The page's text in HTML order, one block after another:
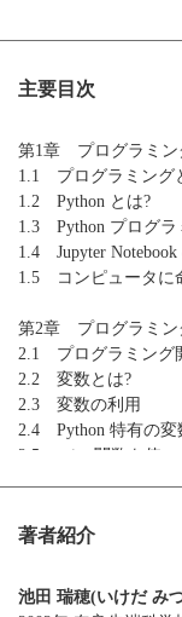
主要目次
第1章 プログラミン
1.1 プログラミング
1.2 Python とは?
1.3 Python プログラ
1.4 Jupyter
1.5 コンピュータに
第2章 プログラミン
2.1 プログラミング
2.2 変数とは?
2.3 変数の利用
2.4 Python 特有の変
2.5 print 関数を使っ
3.1 データをキーボ
3.4 関数やモジュー
著者紹介
池田 瑞穂(いけだ み